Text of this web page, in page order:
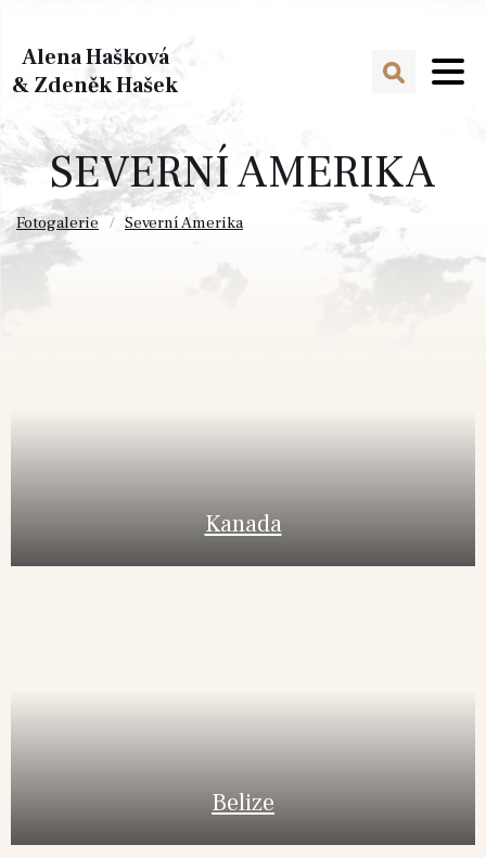
Alena Hašková
& Zdeněk Hašek
SEVERNÍ AMERIKA
Fotogalerie Severní Amerika
Kanada
Belize